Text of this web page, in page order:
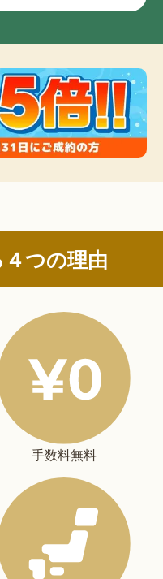
つの理由
手数料無料